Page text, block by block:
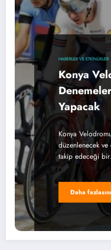
HABERLER VE ETKINLIKLER
Konya
Yapacak
Konya
düzenlenecek ve
takip edeceği
Daha